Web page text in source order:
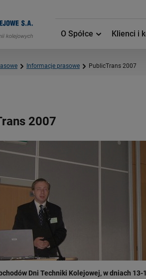
O Spółce Klienci i
Informacje prasowe PublicTrans 2007
2007
Dni Techniki Kolejowej, w dniach